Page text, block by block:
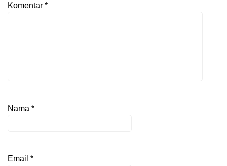
Komentar *
Nama *
Email *